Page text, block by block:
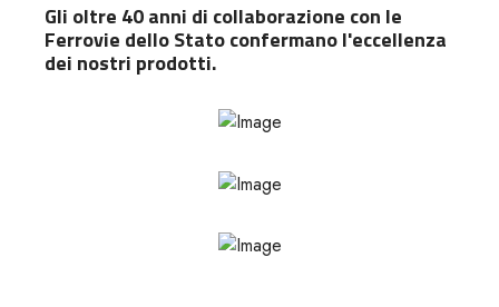
Gli oltre 40 anni di collaborazione con le
Ferrovie dello Stato confermano l'eccellenza
dei nostri prodotti.